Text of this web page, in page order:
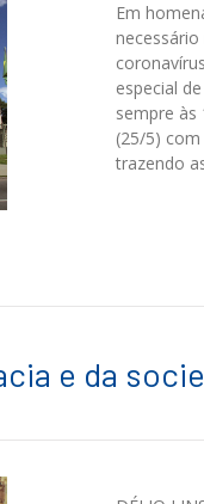
Em
especial
sempre às
(25/5)
trazendo
e da